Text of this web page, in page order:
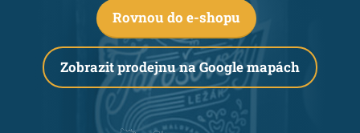
Rovnou do e-shopu
Zobrazit prodejnu na Google mapách